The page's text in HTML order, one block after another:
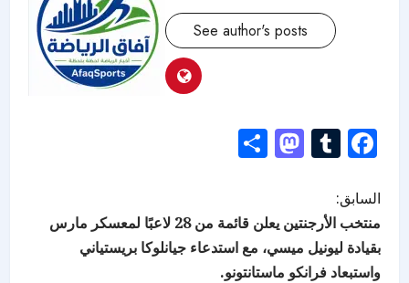
See author's posts
Facebook
Tumblr
Mastodon
السابق:
منتخب الأرجنتين يعلن قائمة من 28 لاعبًا لمعسكر مارس
بقيادة ليونيل ميسي، مع استدعاء جيانلوكا بريستياني
واستبعاد فرانكو ماستانتونو.